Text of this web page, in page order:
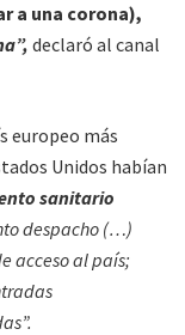
a una corona),
declaró al canal
europeo más
Unidos habían
sanitario
despacho (…)
acceso al país;